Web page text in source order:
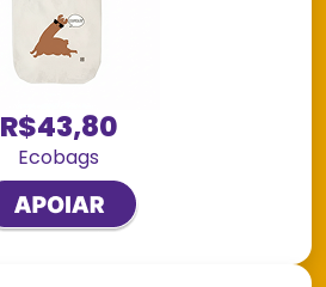
R$43,80
Ecobags